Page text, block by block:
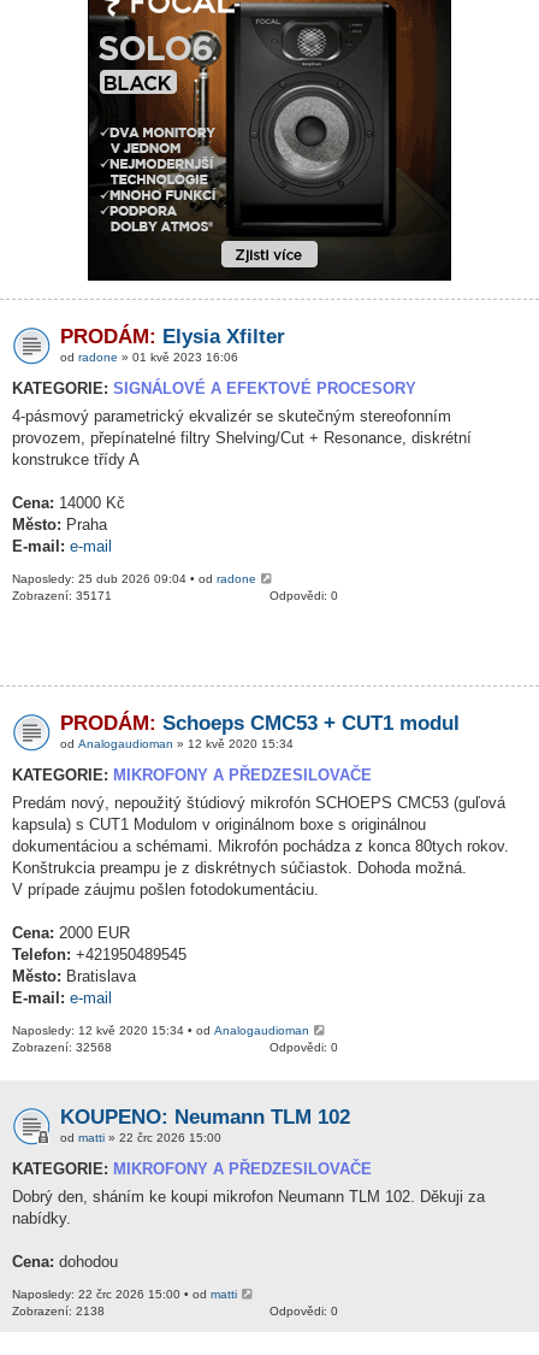
PRODÁM: Elysia Xfilter
od radone » 01 kvě 2023 16:06
KATEGORIE: SIGNÁLOVÉ A EFEKTOVÉ PROCESORY
4-pásmový parametrický ekvalizér se skutečným stereofonním
provozem, přepínatelné filtry Shelving/Cut + Resonance, diskrétní
konstrukce třídy A
Cena: 14000 Kč
Město: Praha
E-mail: e-mail
Naposledy: 25 dub 2026 09:04 • od radone
Odpovědi: 0
Zobrazení: 35171
PRODÁM: Schoeps CMC53 + CUT1 modul
od Analogaudioman » 12 kvě 2020 15:34
KATEGORIE: MIKROFONY A PŘEDZESILOVAČE
Predám nový, nepoužitý štúdiový mikrofón SCHOEPS CMC53 (guľová
kapsula) s CUT1 Modulom v originálnom boxe s originálnou
dokumentáciou a schémami. Mikrofón pochádza z konca 80tych rokov.
Konštrukcia preampu je z diskrétnych súčiastok. Dohoda možná.
V prípade záujmu pošlen fotodokumentáciu.
Cena: 2000 EUR
Telefon: +421950489545
Město: Bratislava
E-mail: e-mail
Naposledy: 12 kvě 2020 15:34 • od Analogaudioman
Odpovědi: 0
Zobrazení: 32568
KOUPENO: Neumann TLM 102
od matti » 22 črc 2026 15:00
KATEGORIE: MIKROFONY A PŘEDZESILOVAČE
Dobrý den, sháním ke koupi mikrofon Neumann TLM 102. Děkuji za
nabídky.
Cena: dohodou
Naposledy: 22 črc 2026 15:00 • od matti
Odpovědi: 0
Zobrazení: 2138